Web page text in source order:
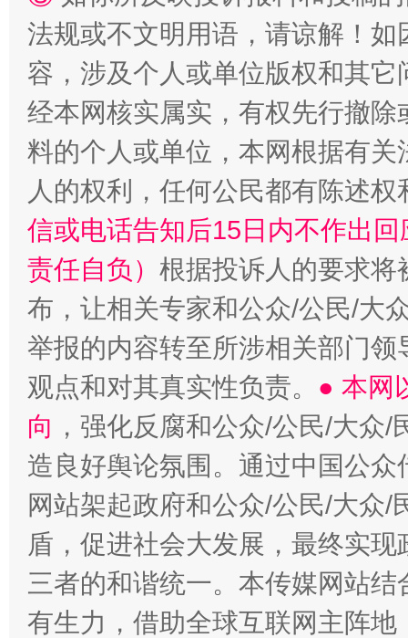
法规或不文明用语，请谅解！
容，涉及个人或单位版权和其它
经本网核实属实，有权先行撤
料的个人或单位，本网根据有
人的权利，任何公民都有陈述
信或电话告知后15日内不作出
责任自负） 根据投诉人的要求将
布，让相关专家和公众/公民/大
举报的内容转至所涉相关部门
观点和对其真实性负责。 ● 本网
向 ，强化反腐和公众/公民/大众
造良好舆论氛围。通过中国公
网站架起政府和公众/公民/大众
盾，促进社会大发展，最终实
三者的和谐统一。本传媒网站
有生力，借助全球互联网主阵